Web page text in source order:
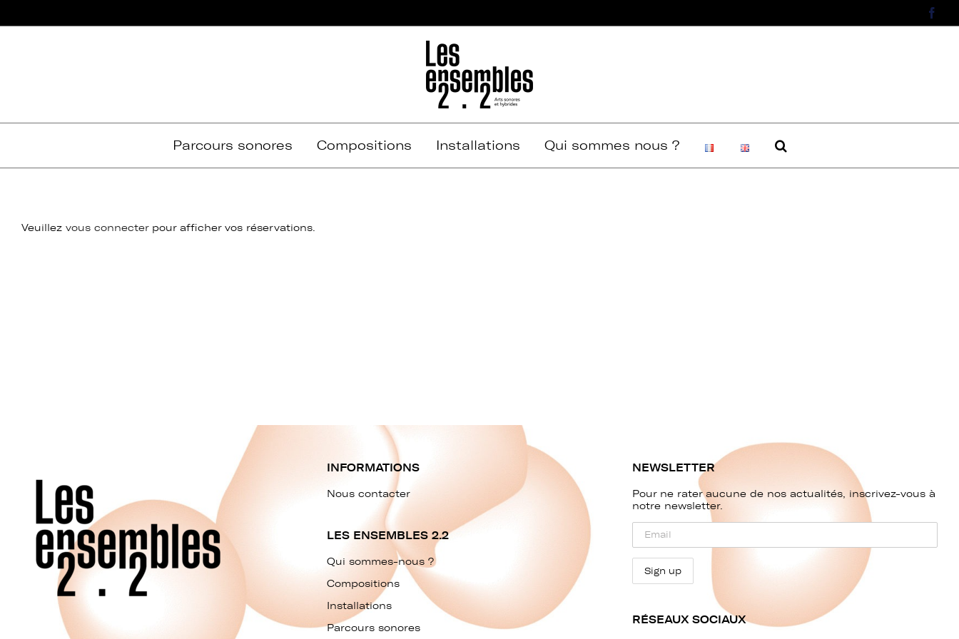
contenu
Parcours sonores Compositions Installations Qui sommes nous ?
Veuillez vous connecterpour afficher vos réservations.
INFORMATIONS
Nous contacter
LES ENSEMBLES 2.2
Qui sommes-nous ?
Compositions
Installations
Parcours sonores
NEWSLETTER
Pour ne rater aucune de nos actualités, inscrivez-vous à
notre newsletter.
RÉSEAUX SOCIAUX